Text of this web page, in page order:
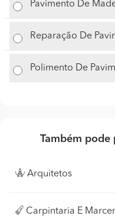
Pavimento De
Reparação De
Polimento De
Também pode
Arquitetos
Carpintaria E